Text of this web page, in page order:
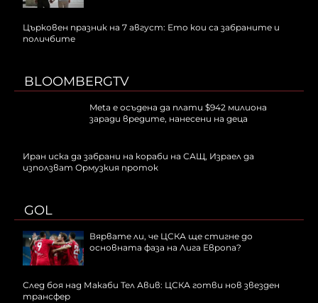
Църковен празник на 7 август: Ето кои са забраните и
поличбите
BLOOMBERGTV
Meta е осъдена да плати $942 милиона
заради вредите, нанесени на деца
Иран иска да забрани на кораби на САЩ, Израел да
използват Ормузкия проток
GOL
Вярвате ли, че ЦСКА ще стигне до
основната фаза на Лига Европа?
След боя над Макаби Тел Авив: ЦСКА готви нов звезден
трансфер